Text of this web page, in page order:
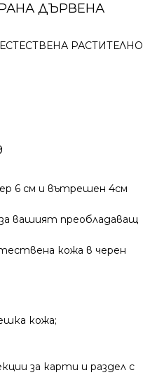
ДЪРВЕНА
РАСТИТЕЛНО
6 см и вътрешен 4см
за вашият преобладаващ
кожа в черен
кожа;
за карти и раздел с